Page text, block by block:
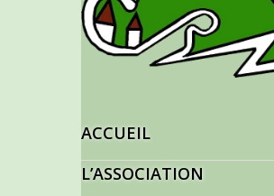
ACCUEIL
L’ASSOCIATION